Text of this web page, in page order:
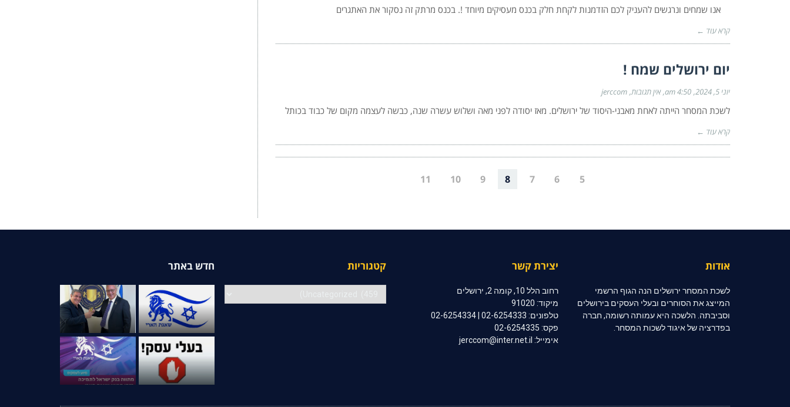
אנו שמחים ונרגשים להעניק לכם הזדמנות לקחת חלק בכנס מעסיקים מיוחד !. בכנס מרתק זה נסקור את האתגרים
קרא עוד ←
יום ירושלים שמח !
יוני 5, 2024 4:50 am אין תגובות jerccom
לשכת המסחר הייתה לאחת מאבני-היסוד של ירושלים. מאז יסודה לפני מאה ושלוש עשרה שנה, כבשה לעצמה מקום של כבוד בכותל
קרא עוד ←
5
6
7
8
9
10
11
אודות
לשכת המסחר ירושלים הנה הגוף הרשמי
המייצג את הסוחרים ובעלי העסקים בירושלים
וסביבתה. הלשכה היא עמותה רשומה, חברה
בפדרציה של איגוד לשכות המסחר.
יצירת קשר
רחוב הלל 10, קומה 2, ירושלים
מיקוד: 91020
טלפונים: 02-6254333 | 02-6254334
פקס: 02-6254335
אימייל: jerccom@inter.net.il
קטגוריות חדש באתר